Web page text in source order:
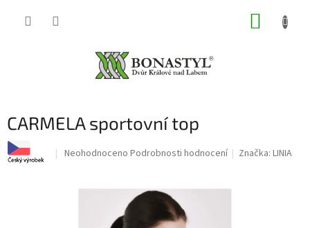
CARMELA sportovní top
Průměrné
Neohodnoceno Podrobnosti hodnocení Značka:LINIA